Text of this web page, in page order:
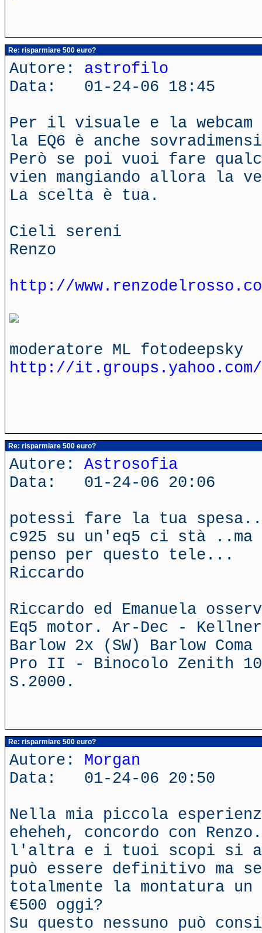
Re: risparmiare 500 euro?
Autore: astrofilo
Data: 01-24-06 18:45
Per il visuale e la webcam
la EQ6 è anche
Però se poi vuoi fare
vien mangiando allora la
La scelta è tua.
Cieli sereni
Renzo
http://
moderatore ML fotodeepsky
http://it.groups.yahoo.com/
Re: risparmiare 500 euro?
Autore: Astrosofia
Data: 01-24-06 20:06
potessi fare la tua
c925 su un'eq5 ci stà
penso per questo tele...
Riccardo
Riccardo ed Emanuela
Eq5 motor. Ar-Dec -
Barlow 2x (SW) Barlow
Pro II - Binocolo Zenith
S.2000.
Re: risparmiare 500 euro?
Autore: Morgan
Data: 01-24-06 20:50
Nella mia piccola
eheheh, concordo con
l'altra e i tuoi scopi si
può essere definitivo ma
totalmente la montatura un
€500 oggi?
Su questo nessuno può